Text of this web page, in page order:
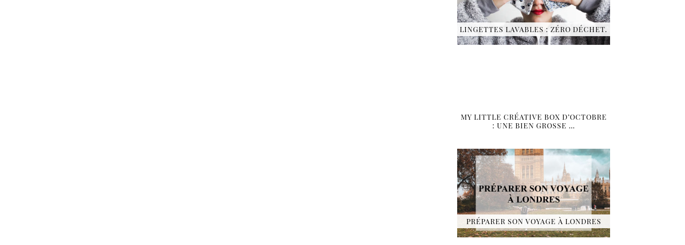
LINGETTES LAVABLES : ZÉRO DÉCHET.
MY LITTLE CRÉATIVE BOX D’OCTOBRE
: UNE BIEN GROSSE …
PRÉPARER SON VOYAGE À LONDRES